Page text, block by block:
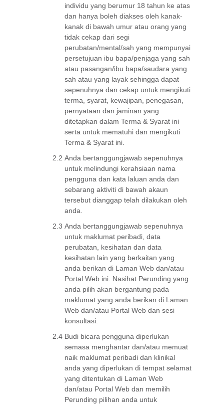
individu yang berumur 18 tahun ke atas
dan hanya boleh diakses oleh kanak-
kanak di bawah umur atau orang yang
tidak cekap dari segi
perubatan/mental/sah yang mempunyai
persetujuan ibu bapa/penjaga yang sah
atau pasangan/ibu bapa/saudara yang
sah atau yang layak sehingga dapat
sepenuhnya dan cekap untuk mengikuti
terma, syarat, kewajipan, penegasan,
pernyataan dan jaminan yang
ditetapkan dalam Terma & Syarat ini
serta untuk mematuhi dan mengikuti
Terma & Syarat ini.
2.2 Anda bertanggungjawab sepenuhnya
untuk melindungi kerahsiaan nama
pengguna dan kata laluan anda dan
sebarang aktiviti di bawah akaun
tersebut dianggap telah dilakukan oleh
anda.
2.3 Anda bertanggungjawab sepenuhnya
untuk maklumat peribadi, data
perubatan, kesihatan dan data
kesihatan lain yang berkaitan yang
anda berikan di Laman Web dan/atau
Portal Web ini. Nasihat Perunding yang
anda pilih akan bergantung pada
maklumat yang anda berikan di Laman
Web dan/atau Portal Web dan sesi
konsultasi.
2.4 Budi bicara pengguna diperlukan
semasa menghantar dan/atau memuat
naik maklumat peribadi dan klinikal
anda yang diperlukan di tempat selamat
yang ditentukan di Laman Web
dan/atau Portal Web dan memilih
Perunding pilihan anda untuk